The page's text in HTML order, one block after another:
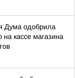
Дума одобрила
на кассе магазина